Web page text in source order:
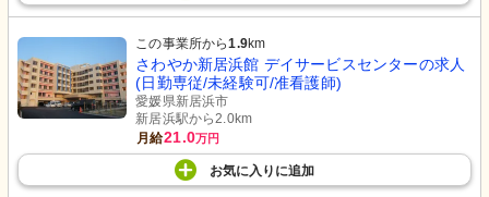
この事業所から1.9km
さわやか新居浜館 デイサービスセンターの求人
(日勤専従/未経験可/准看護師)
愛媛県新居浜市
新居浜駅から2.0km
月給21.0万円
お気に入り に追加